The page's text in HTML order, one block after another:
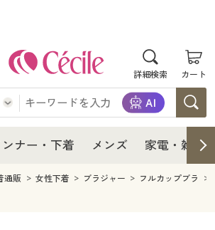
詳細検索 カート
ン
すべて
ンナー・下着 メンズ 家電・雑貨
て
ョン
すべて
通販 女性下着 ブラジャー フルカップブラ